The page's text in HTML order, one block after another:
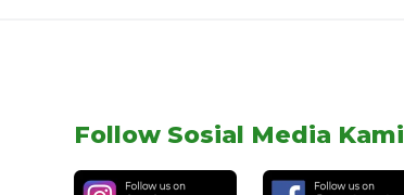
Follow Sosial Media Kami